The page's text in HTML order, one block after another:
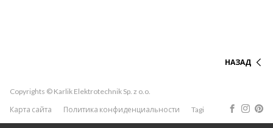
НАЗАД
Copyrights © Karlik Elektrotechnik Sp. z o.o.
Карта сайта
Политика конфиденциальности Tagi